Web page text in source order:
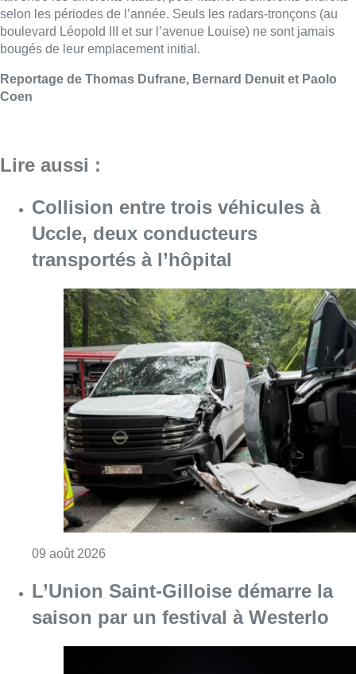
Uccle, deux conducteurs
transportés à l’hôpital
09 août 2026Consulter l'article "Collision entre trois
L’Union Saint-Gilloise démarre la
saison par un festival à Westerlo